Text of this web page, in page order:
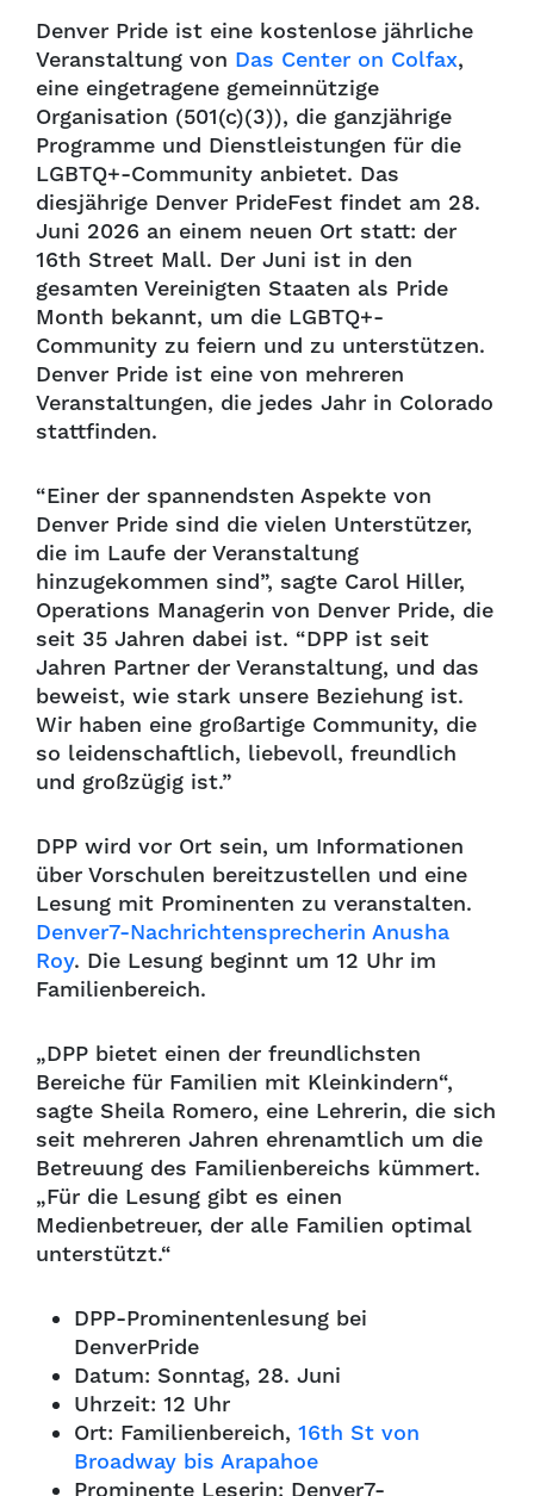
Denver Pride ist eine kostenlose jährliche
Veranstaltung von Das Center on Colfax,
eine eingetragene gemeinnützige
Organisation (501(c)(3)), die ganzjährige
Programme und Dienstleistungen für die
LGBTQ+-Community anbietet. Das
diesjährige Denver PrideFest findet am 28.
Juni 2026 an einem neuen Ort statt: der
16th Street Mall. Der Juni ist in den
gesamten Vereinigten Staaten als Pride
Month bekannt, um die LGBTQ+-
Community zu feiern und zu unterstützen.
Denver Pride ist eine von mehreren
Veranstaltungen, die jedes Jahr in Colorado
stattfinden.
“Einer der spannendsten Aspekte von
Denver Pride sind die vielen Unterstützer,
die im Laufe der Veranstaltung
hinzugekommen sind”, sagte Carol Hiller,
Operations Managerin von Denver Pride, die
seit 35 Jahren dabei ist. “DPP ist seit
Jahren Partner der Veranstaltung, und das
beweist, wie stark unsere Beziehung ist.
Wir haben eine großartige Community, die
so leidenschaftlich, liebevoll, freundlich
und großzügig ist.”
DPP wird vor Ort sein, um Informationen
über Vorschulen bereitzustellen und eine
Lesung mit Prominenten zu veranstalten.
Denver7-Nachrichtensprecherin Anusha
Roy. Die Lesung beginnt um 12 Uhr im
Familienbereich.
„DPP bietet einen der freundlichsten
Bereiche für Familien mit Kleinkindern“,
sagte Sheila Romero, eine Lehrerin, die sich
seit mehreren Jahren ehrenamtlich um die
Betreuung des Familienbereichs kümmert.
„Für die Lesung gibt es einen
Medienbetreuer, der alle Familien optimal
unterstützt.“
DPP-Prominentenlesung bei
DenverPride
Datum: Sonntag, 28. Juni
Uhrzeit: 12 Uhr
Ort: Familienbereich, 16th St von
Broadway bis Arapahoe
Prominente Leserin: Denver7-